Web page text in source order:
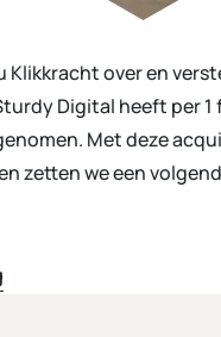
over en
Digital heeft per 1
Met deze
zetten we een